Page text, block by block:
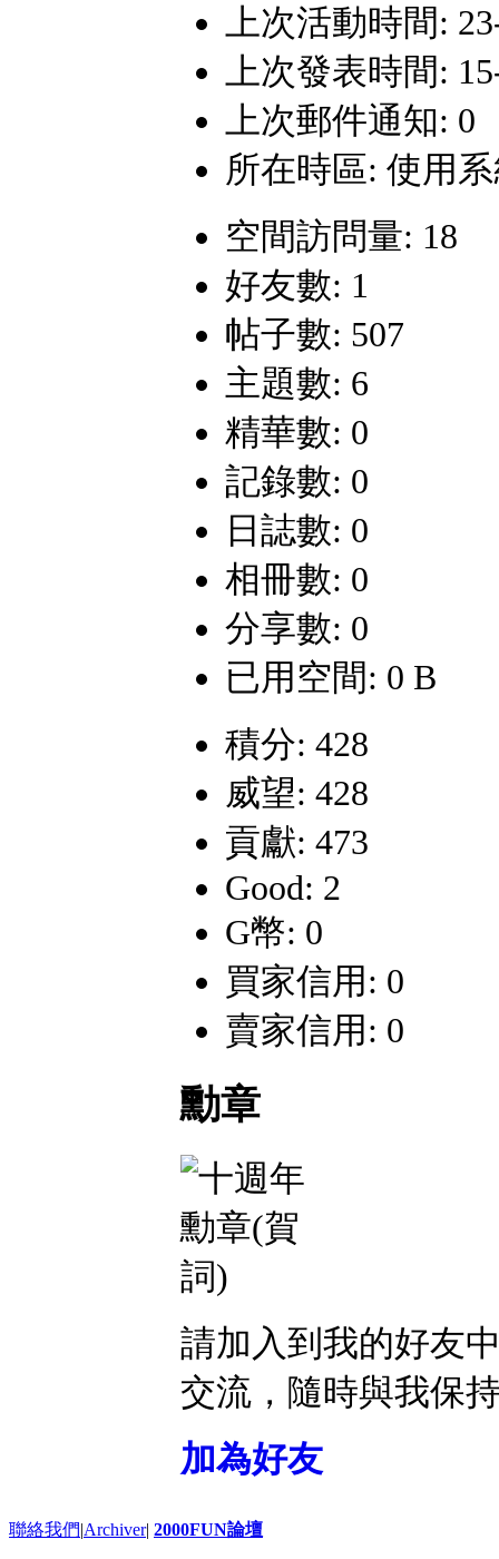
上次活動時間:
上次發表時間:
上次郵件通知: 0
所在時區: 使用
空間訪問量: 18
好友數: 1
帖子數: 507
主題數: 6
精華數: 0
記錄數: 0
日誌數: 0
相冊數: 0
分享數: 0
已用空間: 0 B
積分: 428
威望: 428
貢獻: 473
Good: 2
G幣: 0
買家信用: 0
賣家信用: 0
勳章
請加入到我的好友
交流，隨時與我保
加為好友
聯絡我們|Archiver| 2000FUN論壇